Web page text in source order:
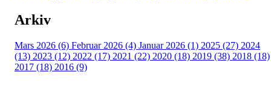
Arkiv
Mars 2026 (6) Februar 2026 (4) Januar 2026 (1) 2025 (27) 2024
(13) 2023 (12) 2022 (17) 2021 (22) 2020 (18) 2019 (38) 2018 (18)
2017 (18) 2016 (9)